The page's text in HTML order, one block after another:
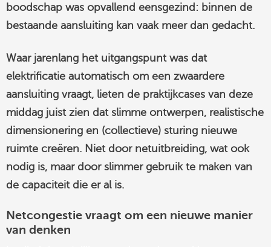
boodschap was opvallend eensgezind: binnen de
bestaande aansluiting kan vaak meer dan gedacht.
Waar jarenlang het uitgangspunt was dat
elektrificatie automatisch om een zwaardere
aansluiting vraagt, lieten de praktijkcases van deze
middag juist zien dat slimme ontwerpen, realistische
dimensionering en (collectieve) sturing nieuwe
ruimte creëren. Niet door netuitbreiding, wat ook
nodig is, maar door slimmer gebruik te maken van
de capaciteit die er al is.
Netcongestie vraagt om een nieuwe manier
van denken